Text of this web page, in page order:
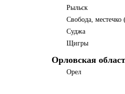
Рыльск
Свобода,
Суджа
Щигры
Орловская
Орел